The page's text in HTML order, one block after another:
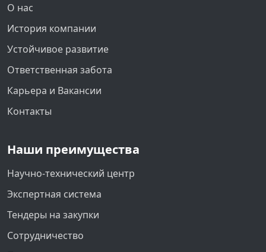
О нас
История компании
Устойчивое развитие
Ответственная забота
Карьера и Вакансии
Контакты
Наши преимущества
Научно-технический центр
Экспертная система
Тендеры на закупки
Сотрудничество